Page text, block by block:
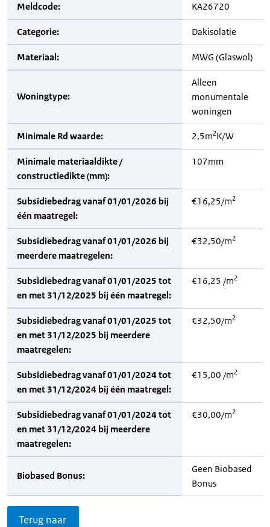
Meldcode: KA26720
Categorie: Dakisolatie
Materiaal: MWG (Glaswol)
Woningtype:
Alleen
monumentale
woningen
Minimale Rd waarde: 2,5m2K/W
Minimale materiaaldikte /
constructiedikte (mm):
107mm
Subsidiebedrag vanaf 01/01/2026 bij
één maatregel:
€16,25/m2
Subsidiebedrag vanaf 01/01/2026 bij
meerdere maatregelen:
€32,50/m2
Subsidiebedrag vanaf 01/01/2025 tot
en met 31/12/2025 bij één maatregel:
€16,25 /m2
Subsidiebedrag vanaf 01/01/2025 tot
en met 31/12/2025 bij meerdere
maatregelen:
€32,50/m2
Subsidiebedrag vanaf 01/01/2024 tot
en met 31/12/2024 bij één maatregel:
€15,00 /m2
Subsidiebedrag vanaf 01/01/2024 tot
en met 31/12/2024 bij meerdere
maatregelen:
€30,00/m2
Biobased Bonus:
Geen Biobased
Bonus
Terug naar